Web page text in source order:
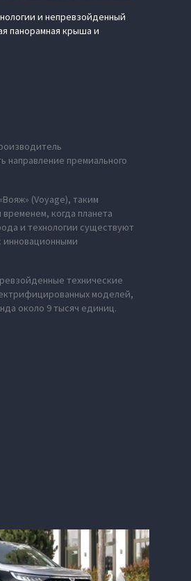
и непревзойденный
панорамная крыша и
направление премиального
(Voyage), таким
когда планета
и технологии существуют
инновационными
технические
моделей,
около 9 тысяч единиц.